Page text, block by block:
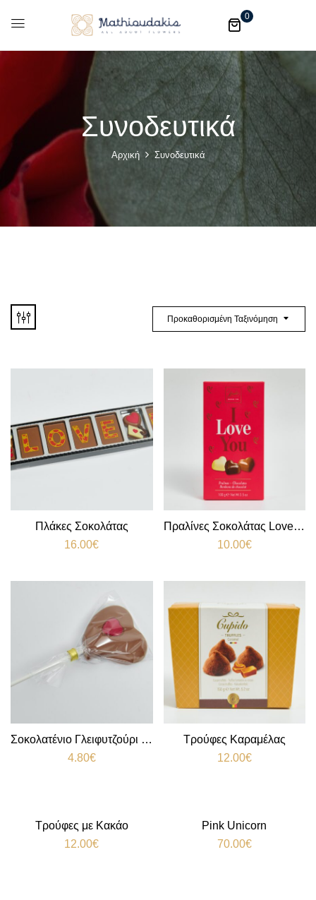
0
Συνοδευτικά
Αρχική Συνοδευτικά
Προκαθορισμένη Ταξινόμηση
Πλάκες Σοκολάτας
16.00€
Πραλίνες Σοκολάτας Love σε Σχήμα Καρδιάς
10.00€
Σοκολατένιο Γλειφυτζούρι Καρδιά
4.80€
Τρούφες Καραμέλας
12.00€
Τρούφες με Κακάο
12.00€
Pink Unicorn
70.00€